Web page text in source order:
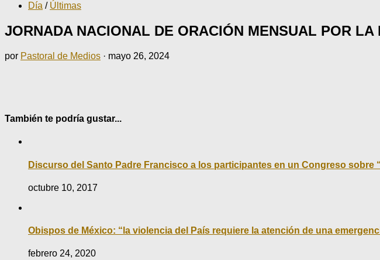
Día / Últimas
JORNADA NACIONAL DE ORACIÓN MENSUAL POR LA
por Pastoral de Medios · mayo 26, 2024
También te podría gustar...
Discurso del Santo Padre Francisco a los participantes en un Congreso sobre
octubre 10, 2017
Obispos de México: “la violencia del País requiere la atención de una
febrero 24, 2020